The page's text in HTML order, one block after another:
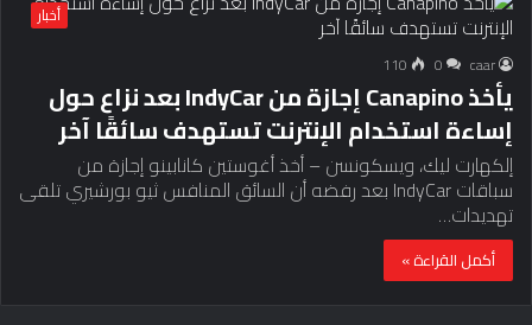
أخبار
caar
0
110
يأخذ Canapino إجازة من IndyCar بعد نزاع حول
إساءة استخدام الإنترنت تستهدف سائقًا آخر
إلكهارت ليك، ويسكونسن – أخذ أغوستين كانابينو إجازة من
سباقات IndyCar بعد رفضه أن السائق المنافس ثيو بورشيري تلقى
تهديدات…
أكمل القراءة »